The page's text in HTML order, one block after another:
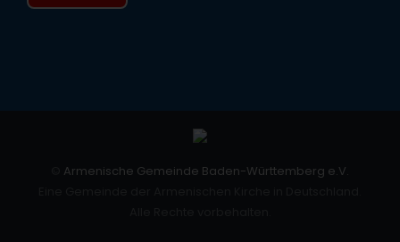
Armenische Gemeinde Baden-Württemberg e.V.